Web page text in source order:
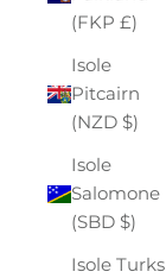
(FKP £)
Isole
Pitcairn
(NZD $)
Isole
Salomone
(SBD $)
Isole Turks